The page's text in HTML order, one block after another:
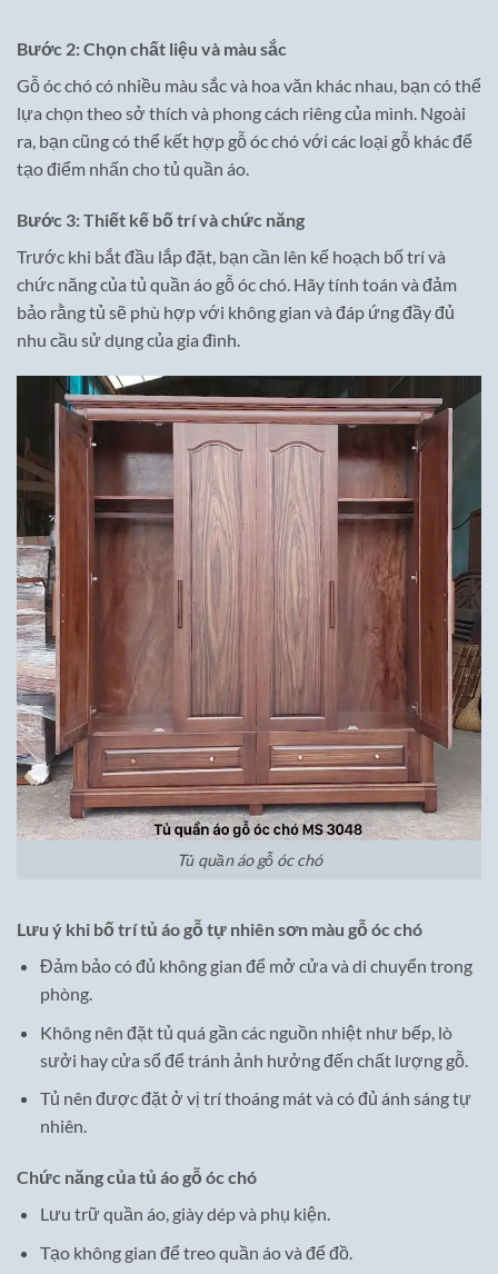
Bước 2: Chọn chất liệu và màu sắc
Gỗ óc chó có nhiều màu sắc và hoa văn khác nhau, bạn có thể
lựa chọn theo sở thích và phong cách riêng của mình. Ngoài
ra, bạn cũng có thể kết hợp gỗ óc chó với các loại gỗ khác để
tạo điểm nhấn cho tủ quần áo.
Bước 3: Thiết kế bố trí và chức năng
Trước khi bắt đầu lắp đặt, bạn cần lên kế hoạch bố trí và
chức năng của tủ quần áo gỗ óc chó. Hãy tính toán và đảm
bảo rằng tủ sẽ phù hợp với không gian và đáp ứng đầy đủ
nhu cầu sử dụng của gia đình.
Tủ quần áo gỗ óc chó
Lưu ý khi bố trí tủ áo gỗ tự nhiên sơn màu gỗ óc chó
Đảm bảo có đủ không gian để mở cửa và di chuyển trong
phòng.
Không nên đặt tủ quá gần các nguồn nhiệt như bếp, lò
sưởi hay cửa sổ để tránh ảnh hưởng đến chất lượng gỗ.
Tủ nên được đặt ở vị trí thoáng mát và có đủ ánh sáng tự
nhiên.
Chức năng của tủ áo gỗ óc chó
Lưu trữ quần áo, giày dép và phụ kiện.
Tạo không gian để treo quần áo và để đồ.